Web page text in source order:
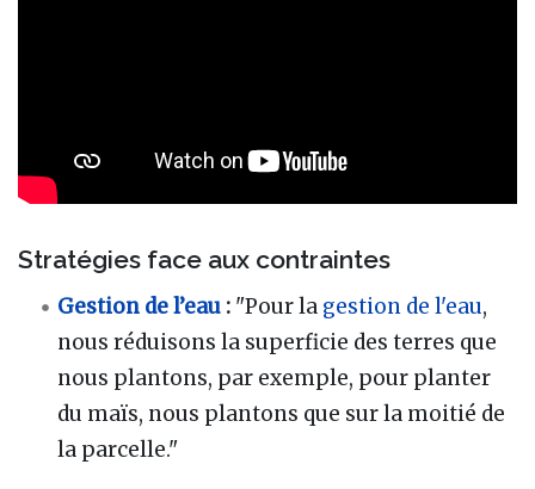
Stratégies face aux contraintes
Gestion de l’eau : "Pour la gestion de l'eau,
nous réduisons la superficie des terres que
nous plantons, par exemple, pour planter
du maïs, nous plantons que sur la moitié de
la parcelle."